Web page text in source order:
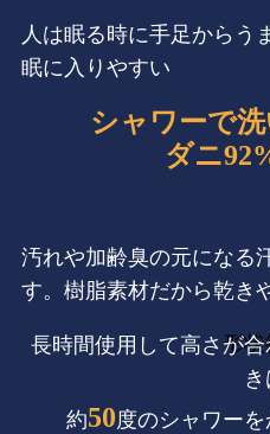
人は眠る時に手足からう
眠に入りやすい
シャワーで
ダニ
汚れや加齢臭の元になる
す。樹脂素材だから乾き
形状
長時間使用して高さが
き
約50度のシャワー